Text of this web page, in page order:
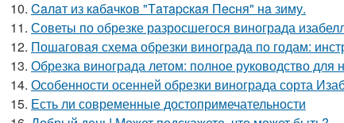
10. Caлaт из кaбaчкoв "Тaтapcкaя Пecня" нa зиму.
11. Советы по обрезке разросшегося винограда
12. Пошаговая схема обрезки винограда по годам:
13. Обрезка винограда летом: полное руководство
14. Особенности осенней обрезки винограда сорта
15. Есть ли современные достопримечательности